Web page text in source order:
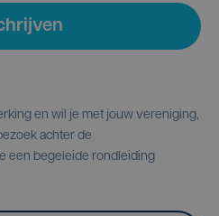
en wil je met jouw vereniging,
achter de
een begeleide rondleiding